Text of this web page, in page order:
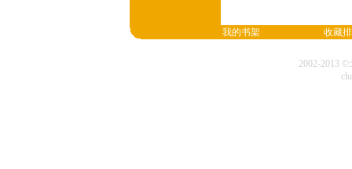
我的书架 收藏
2002-2013